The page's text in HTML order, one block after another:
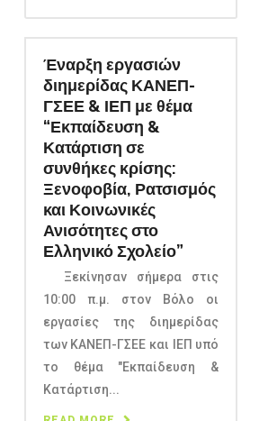
Έναρξη εργασιών
διημερίδας ΚΑΝΕΠ-
ΓΣΕΕ & ΙΕΠ με θέμα
“Εκπαίδευση &
Κατάρτιση σε
συνθήκες κρίσης:
Ξενοφοβία, Ρατσισμός
και Κοινωνικές
Ανισότητες στο
Ελληνικό Σχολείο”
Ξεκίνησαν σήμερα στις
10:00 π.μ. στον Βόλο οι
εργασίες της διημερίδας
των ΚΑΝΕΠ-ΓΣΕΕ και ΙΕΠ υπό
το θέμα "Εκπαίδευση &
Κατάρτιση...